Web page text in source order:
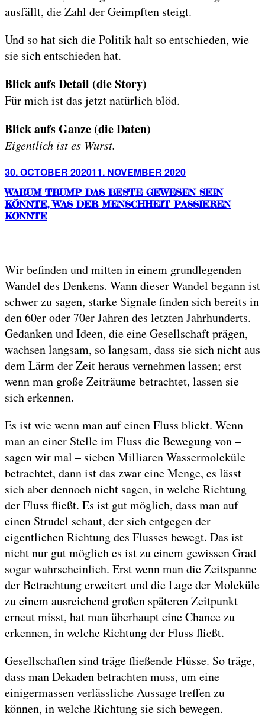
ausfällt, die Zahl der Geimpften steigt.
Und so hat sich die Politik halt so entschieden, wie
sie sich entschieden hat.
Blick aufs Detail (die Story)
Für mich ist das jetzt natürlich blöd.
Blick aufs Ganze (die Daten)
Eigentlich ist es Wurst.
Posted
30. OCTOBER 202011. NOVEMBER 2020
WARUM TRUMP DAS BESTE GEWESEN SEIN
KÖNNTE, WAS DER MENSCHHEIT PASSIEREN
KONNTE
Wir befinden und mitten in einem grundlegenden
Wandel des Denkens. Wann dieser Wandel begann ist
schwer zu sagen, starke Signale finden sich bereits in
den 60er oder 70er Jahren des letzten Jahrhunderts.
Gedanken und Ideen, die eine Gesellschaft prägen,
wachsen langsam, so langsam, dass sie sich nicht aus
dem Lärm der Zeit heraus vernehmen lassen; erst
wenn man große Zeiträume betrachtet, lassen sie
sich erkennen.
Es ist wie wenn man auf einen Fluss blickt. Wenn
man an einer Stelle im Fluss die Bewegung von –
sagen wir mal – sieben Milliaren Wassermoleküle
betrachtet, dann ist das zwar eine Menge, es lässt
sich aber dennoch nicht sagen, in welche Richtung
der Fluss fließt. Es ist gut möglich, dass man auf
einen Strudel schaut, der sich entgegen der
eigentlichen Richtung des Flusses bewegt. Das ist
nicht nur gut möglich es ist zu einem gewissen Grad
sogar wahrscheinlich. Erst wenn man die Zeitspanne
der Betrachtung erweitert und die Lage der Moleküle
zu einem ausreichend großen späteren Zeitpunkt
erneut misst, hat man überhaupt eine Chance zu
erkennen, in welche Richtung der Fluss fließt.
Gesellschaften sind träge fließende Flüsse. So träge,
dass man Dekaden betrachten muss, um eine
einigermassen verlässliche Aussage treffen zu
können, in welche Richtung sie sich bewegen.